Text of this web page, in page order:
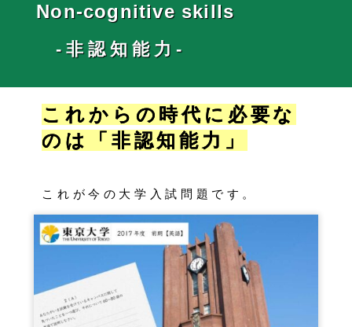
Non-cognitive skills
-非認知能力-
これからの時代に必要な
のは「非認知能力」
これが今の大学入試問題です。